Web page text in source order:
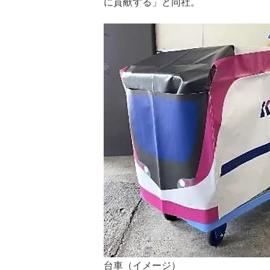
に貢献する」と同社。
台車（イメージ）